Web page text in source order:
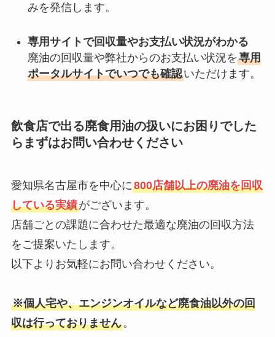
みを発信します。
専用サイトで回収量やお支払い状況がわかる
廃油の回収量や弊社からのお支払い状況を専用
ポータルサイトでいつでも確認いただけます。
飲食店で出る廃食用油の扱いにお困りでした
らまずはお問い合わせください
愛知県名古屋市を中心に800店舗以上の廃油を回収
している実績がございます。
店舗ごとの課題に合わせた最適な廃油の回収方法
をご提案いたします。
以下よりお気軽にお問い合わせください。
※個人宅や、エンジンオイルなど廃食油以外の回
収は行っておりません。